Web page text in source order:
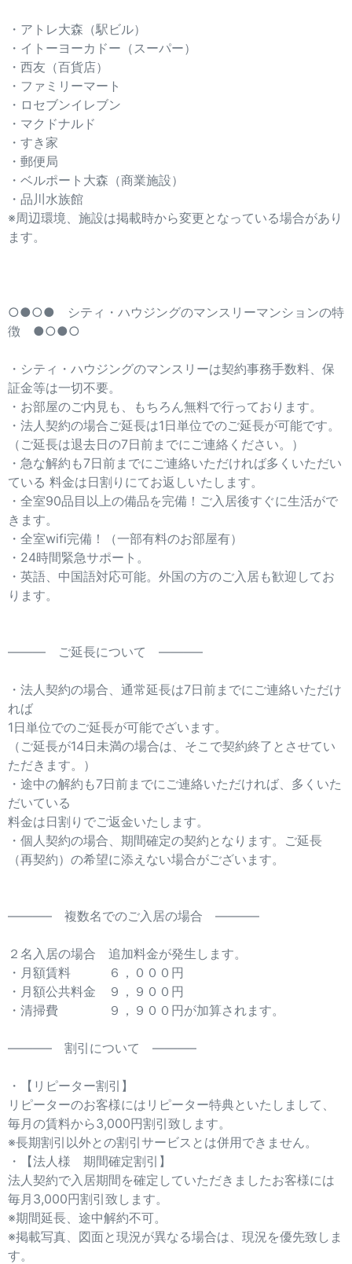
・アトレ大森（駅ビル）
・イトーヨーカドー（スーパー）
・西友（百貨店）
・ファミリーマート
・ロセブンイレブン
・マクドナルド
・すき家
・郵便局
・ベルポート大森（商業施設）
・品川水族館
※周辺環境、施設は掲載時から変更となっている場合があり
ます。
○●○● シティ・ハウジングのマンスリーマンションの特
徴 ●○●○
・シティ・ハウジングのマンスリーは契約事務手数料、保
証金等は一切不要。
・お部屋のご内見も、もちろん無料で行っております。
・法人契約の場合ご延長は1日単位でのご延長が可能です。
（ご延長は退去日の7日前までにご連絡ください。）
・急な解約も7日前までにご連絡いただければ多くいただい
ている 料金は日割りにてお返しいたします。
・全室90品目以上の備品を完備！ご入居後すぐに生活がで
きます。
・全室wifi完備！（一部有料のお部屋有）
・24時間緊急サポート。
・英語、中国語対応可能。外国の方のご入居も歓迎してお
ります。
——— ご延長について ———–
・法人契約の場合、通常延長は7日前までにご連絡いただけ
れば
1日単位でのご延長が可能でざいます。
（ご延長が14日未満の場合は、そこで契約終了とさせてい
ただきます。）
・途中の解約も7日前までにご連絡いただければ、多くいた
だいている
料金は日割りでご返金いたします。
・個人契約の場合、期間確定の契約となります。ご延長
（再契約）の希望に添えない場合がございます。
———– 複数名でのご入居の場合 ———–
２名入居の場合 追加料金が発生します。
・月額賃料 ６，０００円
・月額公共料金 ９，９００円
・清掃費 ９，９００円が加算されます。
———– 割引について ———–
・【リピーター割引】
リピーターのお客様にはリピーター特典といたしまして、
毎月の賃料から3,000円割引致します。
※長期割引以外との割引サービスとは併用できません。
・【法人様 期間確定割引】
法人契約で入居期間を確定していただきましたお客様には
毎月3,000円割引致します。
※期間延長、途中解約不可。
※掲載写真、図面と現況が異なる場合は、現況を優先致しま
す。